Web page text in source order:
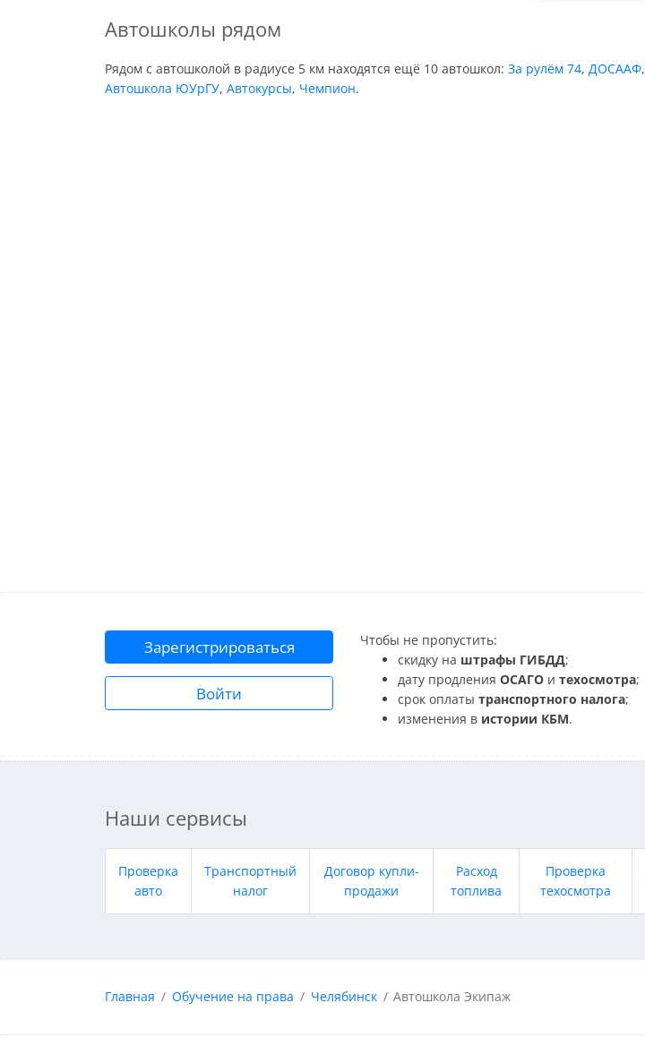
Автошколы рядом
Рядом с автошколой в радиусе 5 км находятся ещё 10 автошкол: За рулём 74, ДОСААФ,
Автошкола ЮУрГУ, Автокурсы, Чемпион.
Зарегистрироваться
Войти
Чтобы не пропустить:
скидку на штрафы ГИБДД;
дату продления ОСАГО и техосмотра;
срок оплаты транспортного налога;
изменения в истории КБМ.
Наши сервисы
Проверка
авто
Транспортный
налог
Договор купли-
продажи
Расход
топлива
Проверка
техосмотра
Главная Обучение на права Челябинск Автошкола Экипаж